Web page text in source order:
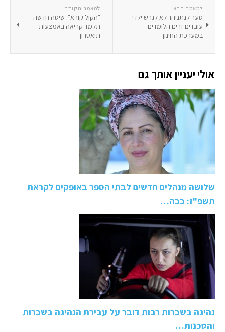
למאמר הקודם
"הקול קורא": שיטה חדשה
תלמד קריאה באמצעות
תיאטרון
למאמר הבא
סער לנתניהו: לא לגרש ילדי
עובדים זרים הלומדים
במערכת החינוך
אולי יעניין אותך גם
שלושה מנהלים חדשים לבתי הספר באופקים לקראת
תשפ"ז: ככה…
נהיגה בשכרות רבות דובר על עבירת הנהיגה בשכרות
והסכנות…